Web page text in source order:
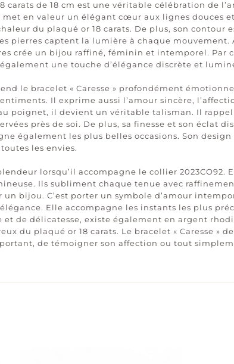
carats de 18 cm est une véritable célébration de
en valeur un élégant cœur aux lignes douces
du plaqué or 18 carats. De plus, son contour
pierres captent la lumière à chaque
crée un bijou raffiné, féminin et intemporel. Par
une touche d’élégance discrète et
le bracelet « Caresse » profondément
Il exprime aussi l’amour sincère,
poignet, il devient un véritable talisman. Il
près de soi. De plus, sa finesse et son éclat
également les plus belles occasions. Son design
les envies.
lorsqu’il accompagne le collier 2023CO92.
Ils subliment chaque tenue avec
un bijou. C’est porter un symbole d’amour
Elle accompagne les instants les plus
de délicatesse, existe également en argent
du plaqué or 18 carats. Le bracelet « Caresse »
de témoigner son affection ou tout